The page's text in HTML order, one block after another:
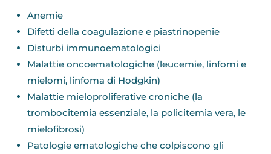
Anemie
Difetti della coagulazione e piastrinopenie
Disturbi immunoematologici
Malattie oncoematologiche (leucemie, linfomi e
mielomi, linfoma di Hodgkin)
Malattie mieloproliferative croniche (la
trombocitemia essenziale, la policitemia vera, le
mielofibrosi)
Patologie ematologiche che colpiscono gli